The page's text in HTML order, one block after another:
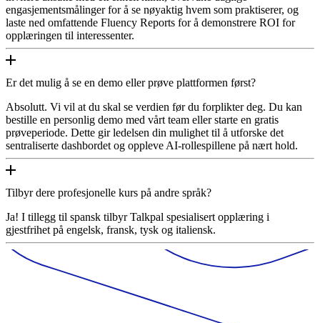
engasjementsmålinger for å se nøyaktig hvem som praktiserer, og
laste ned omfattende Fluency Reports for å demonstrere ROI for
opplæringen til interessenter.
Er det mulig å se en demo eller prøve plattformen først?
Absolutt. Vi vil at du skal se verdien før du forplikter deg. Du kan
bestille en personlig demo med vårt team eller starte en gratis
prøveperiode. Dette gir ledelsen din mulighet til å utforske det
sentraliserte dashbordet og oppleve AI-rollespillene på nært hold.
Tilbyr dere profesjonelle kurs på andre språk?
Ja! I tillegg til spansk tilbyr Talkpal spesialisert opplæring i
gjestfrihet på engelsk, fransk, tysk og italiensk.